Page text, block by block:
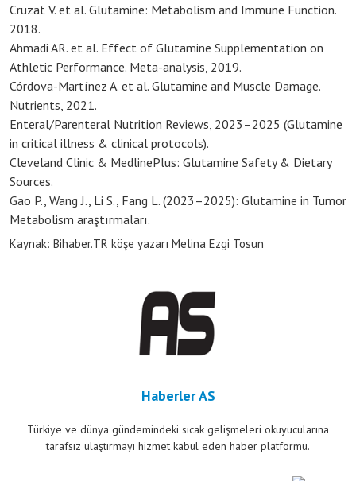
Cruzat V. et al. Glutamine: Metabolism and Immune Function.
2018.
Ahmadi AR. et al. Effect of Glutamine Supplementation on
Athletic Performance. Meta-analysis, 2019.
Córdova-Martínez A. et al. Glutamine and Muscle Damage.
Nutrients, 2021.
Enteral/Parenteral Nutrition Reviews, 2023–2025 (Glutamine
in critical illness & clinical protocols).
Cleveland Clinic & MedlinePlus: Glutamine Safety & Dietary
Sources.
Gao P., Wang J., Li S., Fang L. (2023–2025): Glutamine in Tumor
Metabolism araştırmaları.
Kaynak: Bihaber.TR köşe yazarı Melina Ezgi Tosun
Haberler AS
Türkiye ve dünya gündemindeki sıcak gelişmeleri okuyucularına
tarafsız ulaştırmayı hizmet kabul eden haber platformu.